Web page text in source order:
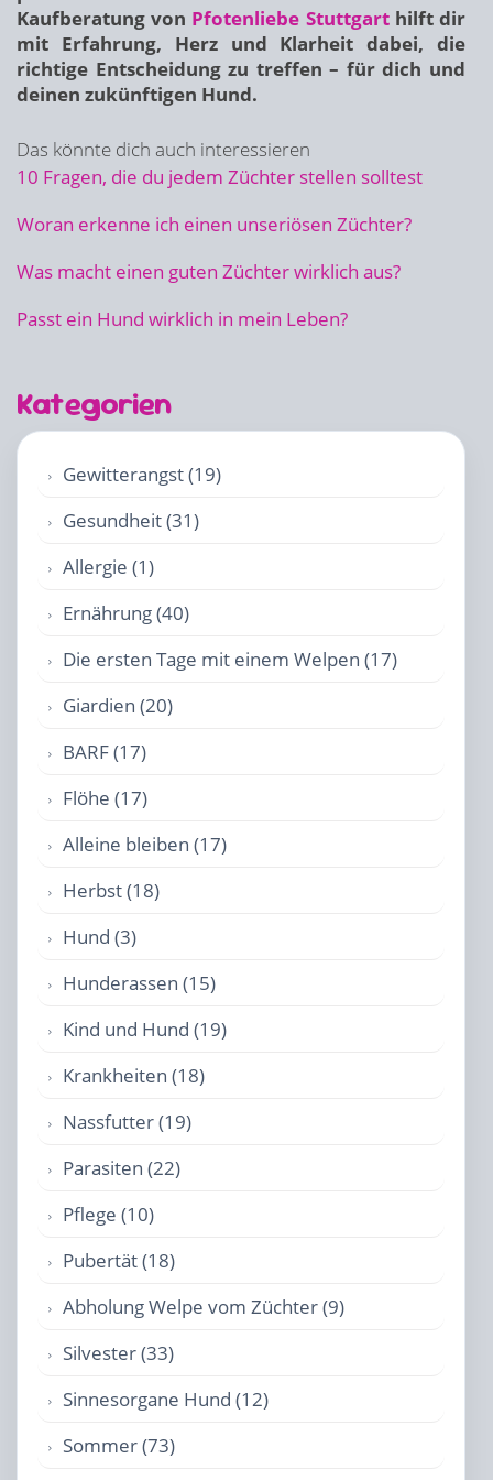
Kaufberatung von Pfotenliebe Stuttgarthilft dir
mit Erfahrung, Herz und Klarheit dabei, die
richtige Entscheidung zu treffen – für dich und
deinen zukünftigen Hund.
Das könnte dich auch interessieren
10 Fragen, die du jedem Züchter stellen solltest
Woran erkenne ich einen unseriösen Züchter?
Was macht einen guten Züchter wirklich aus?
Passt ein Hund wirklich in mein Leben?
Kategorien
Gewitterangst (19)
Gesundheit (31)
Allergie (1)
Ernährung (40)
Die ersten Tage mit einem Welpen (17)
Giardien (20)
BARF (17)
Flöhe (17)
Alleine bleiben (17)
Herbst (18)
Hund (3)
Hunderassen (15)
Kind und Hund (19)
Krankheiten (18)
Nassfutter (19)
Parasiten (22)
Pflege (10)
Pubertät (18)
Abholung Welpe vom Züchter (9)
Silvester (33)
Sinnesorgane Hund (12)
Sommer (73)